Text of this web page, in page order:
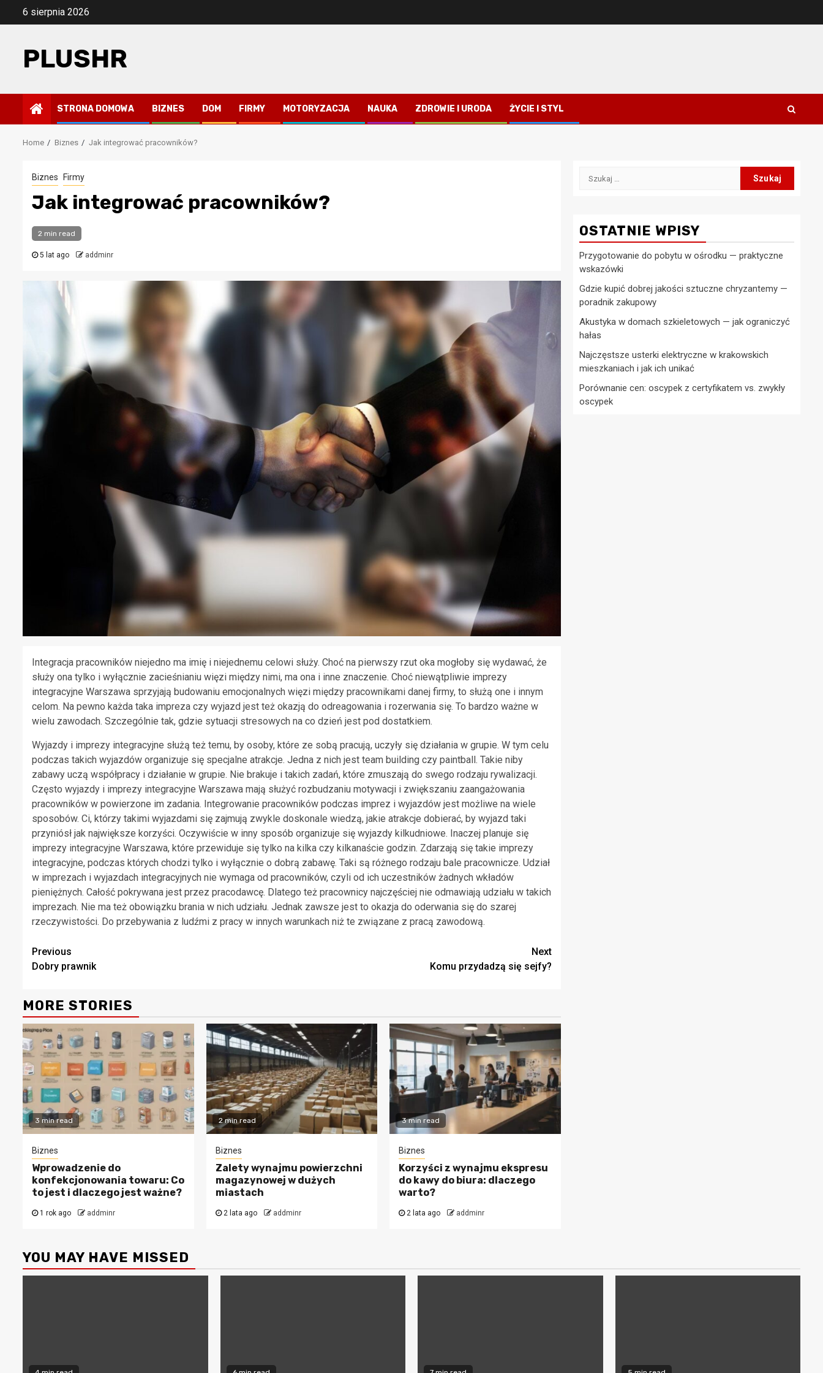
6 sierpnia 2026
PLUSHR
STRONA DOMOWA BIZNES DOM FIRMY MOTORYZACJA NAUKA ZDROWIE I URODA ŻYCIE I STYL
Home Biznes Jak integrować pracowników?
Biznes Firmy
Jak integrować pracowników?
2 min read
5 lat ago addminr
Integracja pracowników niejedno ma imię i niejednemu celowi służy. Choć na pierwszy rzut oka mogłoby się wydawać, że
służy ona tylko i wyłącznie zacieśnianiu więzi między nimi, ma ona i inne znaczenie. Choć niewątpliwie imprezy
integracyjne Warszawa sprzyjają budowaniu emocjonalnych więzi między pracownikami danej firmy, to służą one i innym
celom. Na pewno każda taka impreza czy wyjazd jest też okazją do odreagowania i rozerwania się. To bardzo ważne w
wielu zawodach. Szczególnie tak, gdzie sytuacji stresowych na co dzień jest pod dostatkiem.
Wyjazdy i imprezy integracyjne służą też temu, by osoby, które ze sobą pracują, uczyły się działania w grupie. W tym celu
podczas takich wyjazdów organizuje się specjalne atrakcje. Jedna z nich jest team building czy paintball. Takie niby
zabawy uczą współpracy i działanie w grupie. Nie brakuje i takich zadań, które zmuszają do swego rodzaju rywalizacji.
Często wyjazdy i imprezy integracyjne Warszawa mają służyć rozbudzaniu motywacji i zwiększaniu zaangażowania
pracowników w powierzone im zadania. Integrowanie pracowników podczas imprez i wyjazdów jest możliwe na wiele
sposobów. Ci, którzy takimi wyjazdami się zajmują zwykle doskonale wiedzą, jakie atrakcje dobierać, by wyjazd taki
przyniósł jak największe korzyści. Oczywiście w inny sposób organizuje się wyjazdy kilkudniowe. Inaczej planuje się
imprezy integracyjne Warszawa, które przewiduje się tylko na kilka czy kilkanaście godzin. Zdarzają się takie imprezy
integracyjne, podczas których chodzi tylko i wyłącznie o dobrą zabawę. Taki są różnego rodzaju bale pracownicze. Udział
w imprezach i wyjazdach integracyjnych nie wymaga od pracowników, czyli od ich uczestników żadnych wkładów
pieniężnych. Całość pokrywana jest przez pracodawcę. Dlatego też pracownicy najczęściej nie odmawiają udziału w takich
imprezach. Nie ma też obowiązku brania w nich udziału. Jednak zawsze jest to okazja do oderwania się do szarej
rzeczywistości. Do przebywania z ludźmi z pracy w innych warunkach niż te związane z pracą zawodową.
Continue
Reading
Previous
Dobry prawnik
Next
Komu przydadzą się sejfy?
MORE STORIES
3 min read
Biznes
Wprowadzenie do
konfekcjonowania towaru: Co
to jest i dlaczego jest ważne?
1 rok ago addminr
2 min read
Biznes
Zalety wynajmu powierzchni
magazynowej w dużych
miastach
2 lata ago addminr
3 min read
Biznes
Korzyści z wynajmu ekspresu
do kawy do biura: dlaczego
warto?
2 lata ago addminr
Szukaj:
OSTATNIE WPISY
Przygotowanie do pobytu w ośrodku — praktyczne
wskazówki
Gdzie kupić dobrej jakości sztuczne chryzantemy —
poradnik zakupowy
Akustyka w domach szkieletowych — jak ograniczyć
hałas
Najczęstsze usterki elektryczne w krakowskich
mieszkaniach i jak ich unikać
Porównanie cen: oscypek z certyfikatem vs. zwykły
oscypek
YOU MAY HAVE MISSED